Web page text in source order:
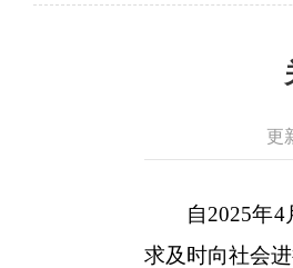
更
自2025年4月
求及时向社会进